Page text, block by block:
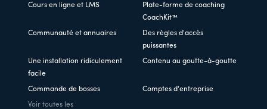
Cours en ligne et LMS
Plate-forme de coaching
CoachKit™
Communauté et annuaires
Des règles d'accès
puissantes
Une installation ridiculement
facile
Contenu au goutte-à-goutte
Commande de bosses Comptes d'entreprise
Voir toutes les